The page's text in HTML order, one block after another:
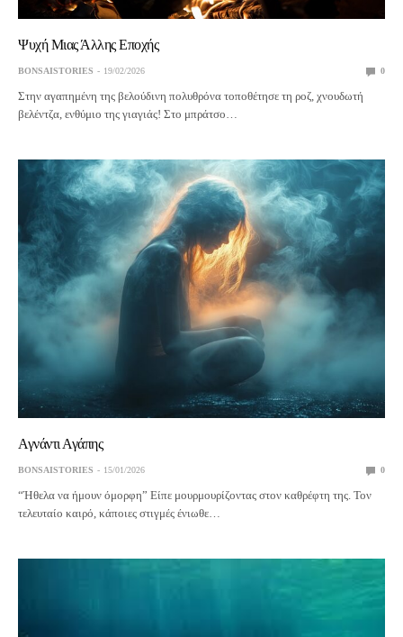
Ψυχή Μιας Άλλης Εποχής
BONSAISTORIES 19/02/2026 0
Στην αγαπημένη της βελούδινη πολυθρόνα τοποθέτησε τη ροζ, χνουδωτή
βελέντζα, ενθύμιο της γιαγιάς! Στο μπράτσο…
Αγνάντι Αγάπης
BONSAISTORIES 15/01/2026 0
“Ήθελα να ήμουν όμορφη” Είπε μουρμουρίζοντας στον καθρέφτη της. Τον
τελευταίο καιρό, κάποιες στιγμές ένιωθε…